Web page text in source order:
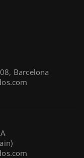
Barcelona